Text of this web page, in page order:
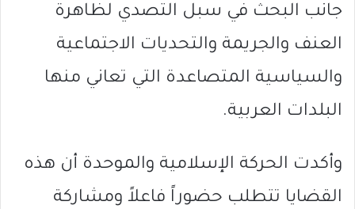
جانب البحث في سبل التصدي لظاهرة
العنف والجريمة والتحديات الاجتماعية
والسياسية المتصاعدة التي تعاني منها
البلدات العربية.
وأكدت الحركة الإسلامية والموحدة أن هذه
القضايا تتطلب حضوراً فاعلاً ومشاركة